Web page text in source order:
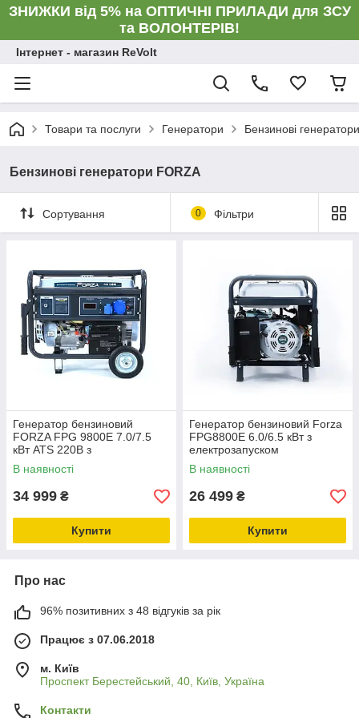
ЗНИЖКИ від 5% на ОПТИЧНІ ПРИЛАДИ для ЗСУ
та ВОЛОНТЕРІВ!
Інтернет - магазин ReVolt
Товари та послуги Генератори Бензинові генератори
Бензинові генератори FORZA
Сортування 0 Фільтри
Генератор бензиновий
FORZA FPG 9800E 7.0/7.5
кВт ATS 220B з
електрозапуском
В наявності
34 999 ₴
Купити
Генератор бензиновий Forza
FPG8800E 6.0/6.5 кВт з
електрозапуском
В наявності
26 499 ₴
Купити
Про нас
96% позитивних з 48 відгуків за рік
Працює з 07.06.2018
м. Київ
Проспект Берестейський, 40, Київ, Україна
Контакти